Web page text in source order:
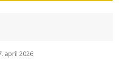
apríl 2026